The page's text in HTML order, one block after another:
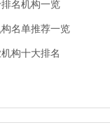
名机构一览
名单推荐一览
构十大排名